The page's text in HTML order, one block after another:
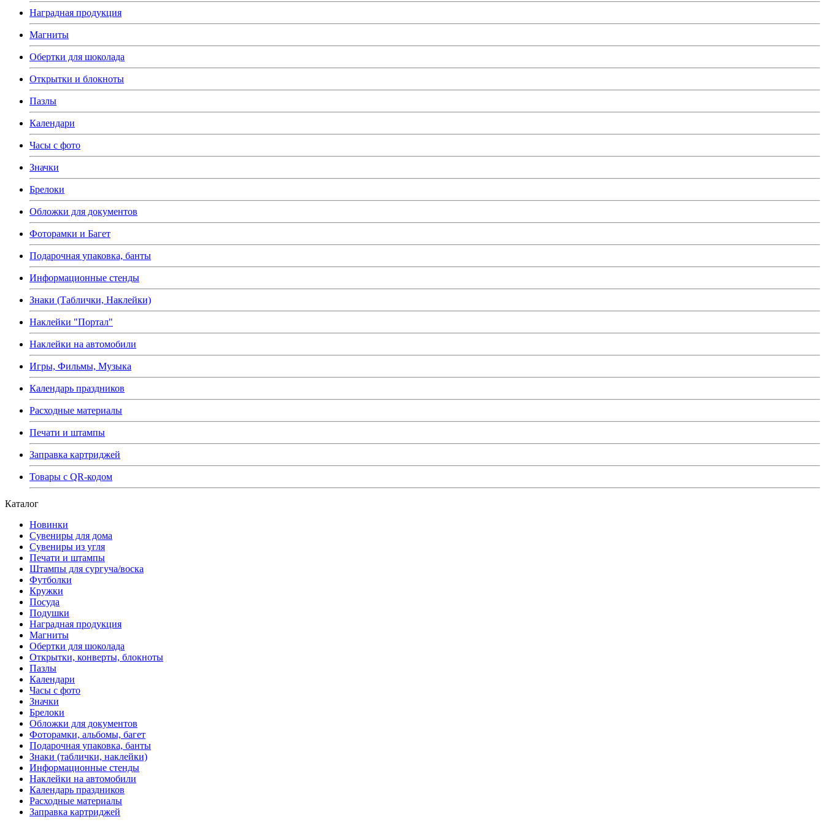
Наградная продукция
Магниты
Обертки для шоколада
Открытки и блокноты
Пазлы
Календари
Часы с фото
Значки
Брелоки
Обложки для документов
Фоторамки и Багет
Подарочная упаковка, банты
Информационные стенды
Знаки (Таблички, Наклейки)
Наклейки "Портал"
Наклейки на автомобили
Игры, Фильмы, Музыка
Календарь праздников
Расходные материалы
Печати и штампы
Заправка картриджей
Товары с QR-кодом
Каталог
Новинки
Сувениры для дома
Сувениры из угля
Печати и штампы
Штампы для сургуча/воска
Футболки
Кружки
Посуда
Подушки
Наградная продукция
Магниты
Обертки для шоколада
Открытки, конверты, блокноты
Пазлы
Календари
Часы с фото
Значки
Брелоки
Обложки для документов
Фоторамки, альбомы, багет
Подарочная упаковка, банты
Знаки (таблички, наклейки)
Информационные стенды
Наклейки на автомобили
Календарь праздников
Расходные материалы
Заправка картриджей